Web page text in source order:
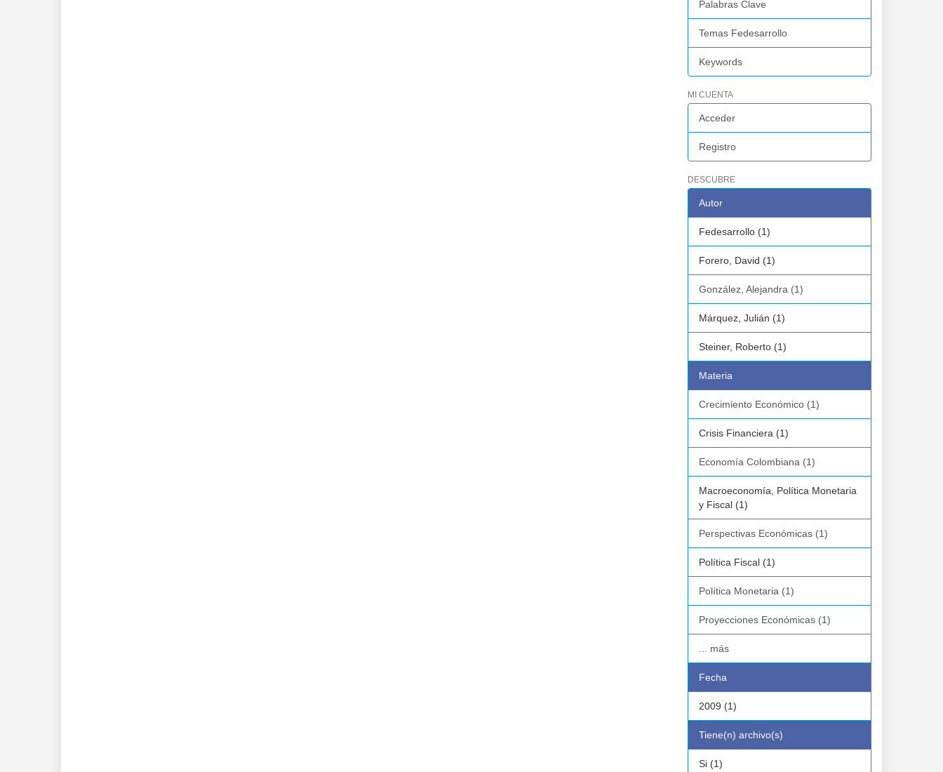
Palabras Clave
Temas Fedesarrollo
Keywords
MI CUENTA
Acceder
Registro
DESCUBRE
Autor
Fedesarrollo (1)
Forero, David (1)
González, Alejandra (1)
Márquez, Julián (1)
Steiner, Roberto (1)
Materia
Crecimiento Económico (1)
Crisis Financiera (1)
Economía Colombiana (1)
Macroeconomía, Política Monetaria
y Fiscal (1)
Perspectivas Económicas (1)
Política Fiscal (1)
Política Monetaria (1)
Proyecciones Económicas (1)
... más
Fecha
2009 (1)
Tiene(n) archivo(s)
Si (1)